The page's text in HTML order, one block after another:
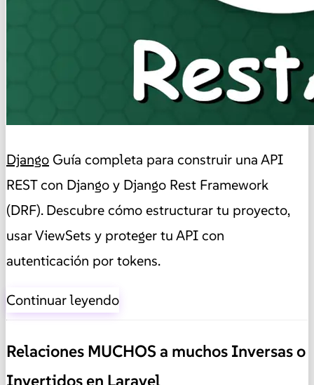
Django Guía completa para construir una API
REST con Django y Django Rest Framework
(DRF). Descubre cómo estructurar tu proyecto,
usar ViewSets y proteger tu API con
autenticación por tokens.
Continuar leyendo
Relaciones MUCHOS a muchos Inversas o